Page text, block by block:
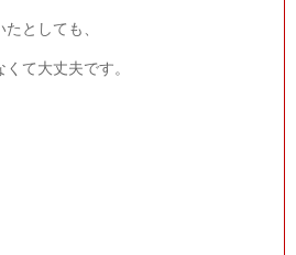
としても、
て大丈夫です。